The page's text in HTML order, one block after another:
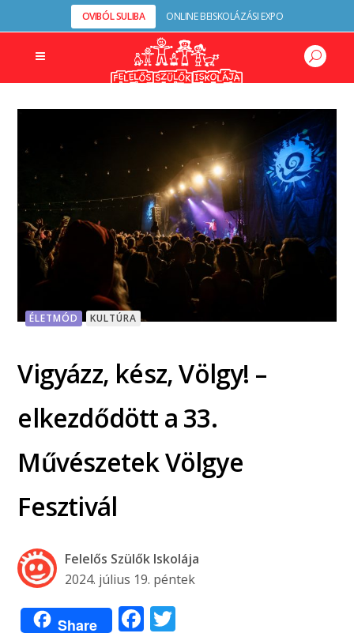
OVIBÓL SULIBA ONLINE BEISKOLÁZÁSI EXPO
ÉLETMÓD KULTÚRA
Vigyázz, kész, Völgy! –
elkezdődött a 33.
Művészetek Völgye
Fesztivál
Felelős Szülők Iskolája
2024. július 19. péntek
Share Facebook